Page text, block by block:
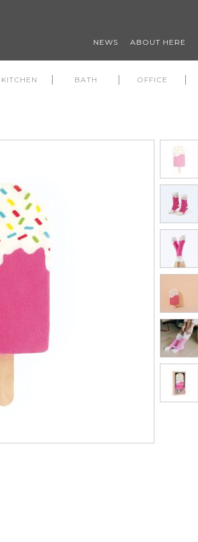
NEWS ABOUT HERE
KITCHEN BATH OFFICE